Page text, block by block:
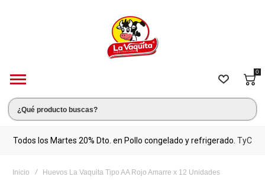
0
Todos los Martes 20% Dto. en Pollo congelado y refrigerado. TyC
Inicio Huevos La Vaquita Tipo AA Rojo Amarre x 12 Unidades